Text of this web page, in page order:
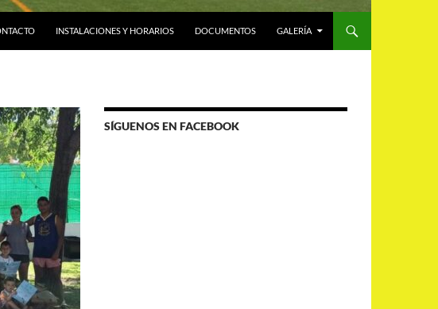
INSTALACIONES Y HORARIOS DOCUMENTOS GALERÍA
SÍGUENOS EN FACEBOOK